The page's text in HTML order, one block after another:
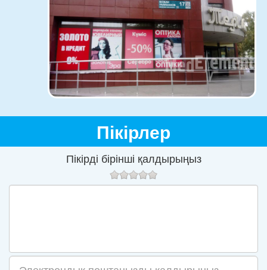
Пікірлер
Пікірді бірінші қалдырыңыз